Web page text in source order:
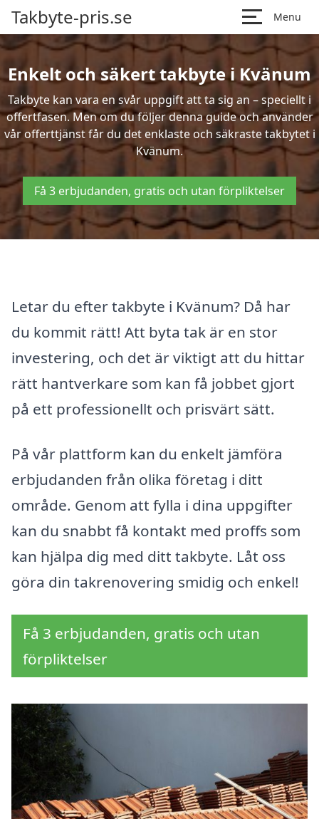
Takbyte-pris.se Menu
Enkelt och säkert takbyte i Kvänum
Takbyte kan vara en svår uppgift att ta sig an – speciellt i
offertfasen. Men om du följer denna guide och använder
vår offerttjänst får du det enklaste och säkraste takbytet i
Kvänum.
Få 3 erbjudanden, gratis och utan förpliktelser
Letar du efter takbyte i Kvänum? Då har
du kommit rätt! Att byta tak är en stor
investering, och det är viktigt att du hittar
rätt hantverkare som kan få jobbet gjort
på ett professionellt och prisvärt sätt.
På vår plattform kan du enkelt jämföra
erbjudanden från olika företag i ditt
område. Genom att fylla i dina uppgifter
kan du snabbt få kontakt med proffs som
kan hjälpa dig med ditt takbyte. Låt oss
göra din takrenovering smidig och enkel!
Få 3 erbjudanden, gratis och utan
förpliktelser